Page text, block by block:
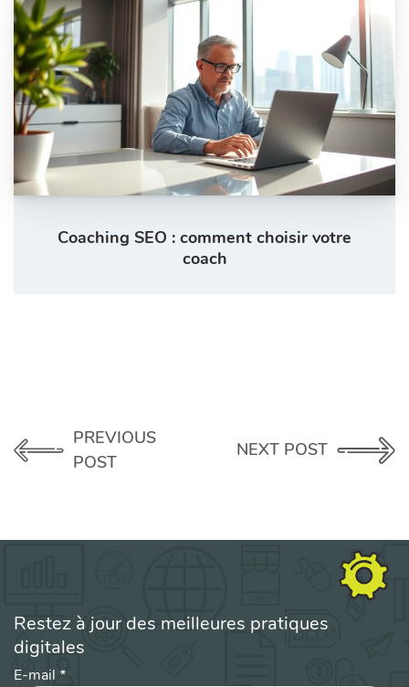
Coaching SEO : comment choisir votre
coach
PREVIOUS
POST
NEXT POST
Restez à jour des meilleures pratiques
digitales
E-mail *